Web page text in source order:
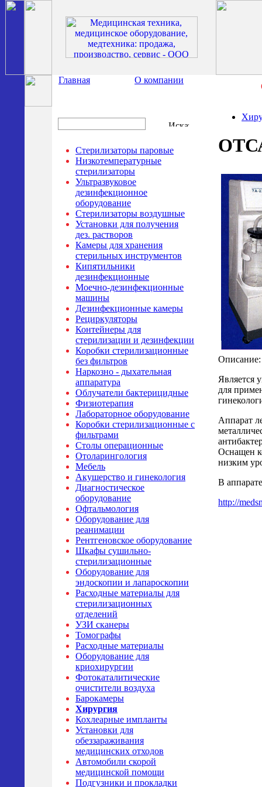
Главная О компании
Стерилизаторы паровые
Низкотемпературные
стерилизаторы
Ультразвуковое
дезинфекционное
оборудование
Стерилизаторы воздушные
Установки для получения
дез. растворов
Камеры для хранения
стерильных инструментов
Кипятильники
дезинфекционные
Моечно-дезинфекционные
машины
Дезинфекционные камеры
Рециркуляторы
Контейнеры для
стерилизации и дезинфекции
Коробки стерилизационные
без фильтров
Наркозно - дыхательная
аппаратура
Облучатели бактерицидные
Физиотерапия
Лабораторное оборудование
Коробки стерилизационные с
фильтрами
Столы операционные
Отоларингология
Мебель
Акушерство и гинекология
Диагностическое
оборудование
Офтальмология
Оборудование для
реанимации
Рентгеновское оборудование
Шкафы сушильно-
стерилизационные
Оборудование для
эндоскопии и лапароскопии
Расходные материалы для
стерилизационных
отделений
УЗИ сканеры
Томографы
Расходные материалы
Оборудование для
криохирургии
Фотокаталитические
очистители воздуха
Барокамеры
Хирургия
Кохлеарные импланты
Установки для
обеззараживания
медицинских отходов
Автомобили скорой
медицинской помощи
Подгузники и прокладки
Описание:
Является
для
Аппарат
Оснащен
низким
В
http://